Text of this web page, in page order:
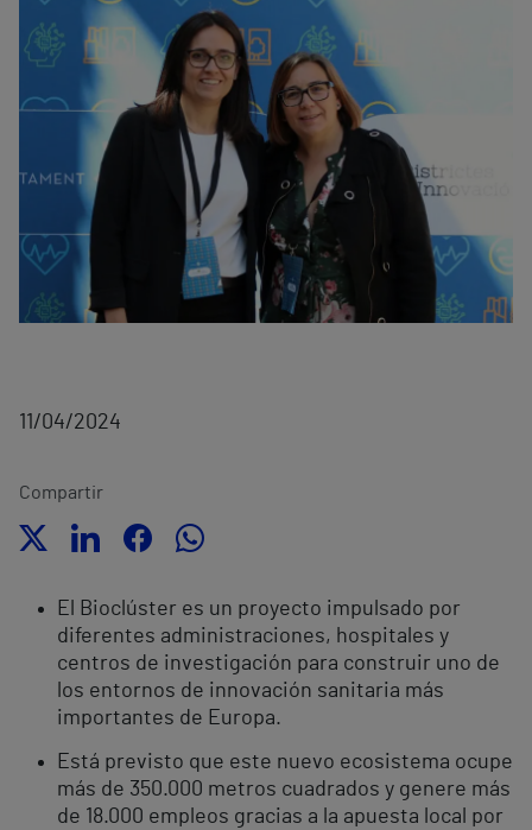
11/04/2024
Compartir
El Bioclúster es un proyecto impulsado por
diferentes administraciones, hospitales y
centros de investigación para construir uno de
los entornos de innovación sanitaria más
importantes de Europa.
Está previsto que este nuevo ecosistema ocupe
más de 350.000 metros cuadrados y genere más
de 18.000 empleos gracias a la apuesta local por